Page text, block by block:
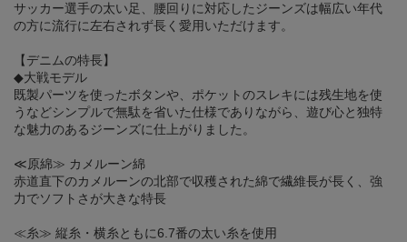
サッカー選手の太い足、腰回りに対応したジーンズは幅広い年代
の方に流行に左右されず長く愛用いただけます。
【デニムの特長】
◆大戦モデル
既製パーツを使ったボタンや、ポケットのスレキには残生地を使
うなどシンプルで無駄を省いた仕様でありながら、遊び心と独特
な魅力のあるジーンズに仕上がりました。
≪原綿≫ カメルーン綿
赤道直下のカメルーンの北部で収穫された綿で繊維長が長く、強
力でソフトさが大きな特長
≪糸≫ 縦糸・横糸ともに6.7番の太い糸を使用